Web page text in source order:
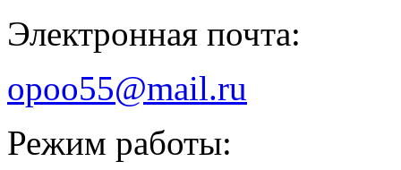
Электронная почта:
opoo55@mail.ru
Режим работы: